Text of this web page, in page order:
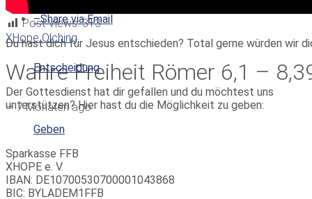
Post Views: 313
XHope Olching
Wahre Freiheit Römer 6,1 –
— 7 Monaten ago
–Share via Email
Du hast dich für Jesus entschieden? Total gerne würden wir
Entscheidung
Der Gottesdienst hat dir gefallen und du möchtest uns
unterstützen? Hier hast du die Möglichkeit zu geben:
Geben
Sparkasse FFB
XHOPE e. V.
IBAN: DE10700530700001043868
BIC: BYLADEM1FFB